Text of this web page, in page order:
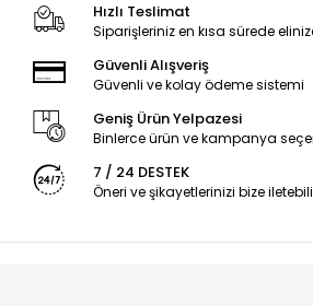
Hızlı Teslimat
Siparişleriniz en kısa sürede
Güvenli Alışveriş
Güvenli ve kolay ödeme sistemi
Geniş Ürün Yelpazesi
Binlerce ürün ve kampanya
7 / 24 DESTEK
Öneri ve şikayetlerinizi bize